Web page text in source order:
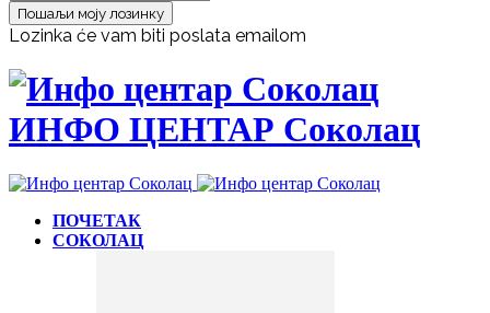
Lozinka će vam biti poslata emailom
ИНФО ЦЕНТАР Соколац
ПОЧЕТАК
СОКОЛАЦ